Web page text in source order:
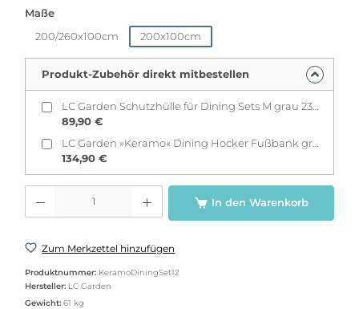
Maßeauswählen
200/260x100cm
200x100cm
Produkt-Zubehör direkt mitbestellen
LC Garden Schutzhülle für Dining Sets M grau 235x170x110cm
89,90 €
LC Garden »Keramo« Dining Hocker Fußbank grau
134,90 €
Produkt Anzahl: Gib den gewünschten Wert ein oder benutze die Schaltflächen
In den Warenkorb
Zum Merkzettel hinzufügen
Produktnummer: KeramoDiningSet12
Hersteller: LC Garden
Gewicht: 61 kg